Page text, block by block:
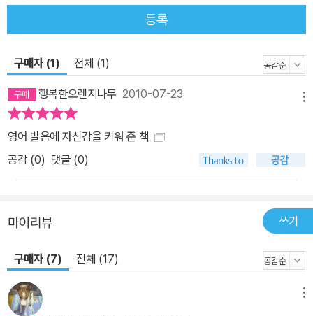
등록
구매자 (1) 전체 (1)
행복한오렌지나무 2010-07-23
영어 발음에 자신감을 키워 준 책
공감 (0) 댓글 (0)
마이리뷰 쓰기
구매자 (7) 전체 (17)